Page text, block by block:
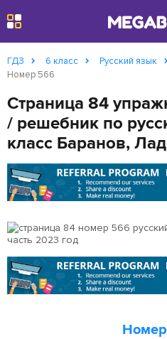
ГДЗ 6 класс Русский язык
Номер 566
Страница 84
/ решебник по
класс Баранов,